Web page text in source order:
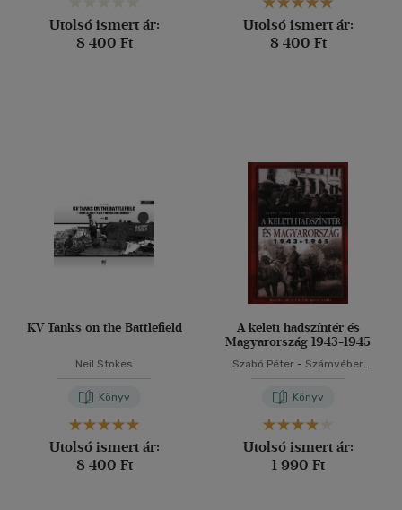
Utolsó ismert ár:
8 400 Ft
Utolsó ismert ár:
8 400 Ft
KV Tanks on the Battlefield
Neil Stokes
Könyv
Utolsó ismert ár:
8 400 Ft
A keleti hadszíntér és
Magyarország 1943-1945
Szabó Péter - Számvéber
Könyv
Utolsó ismert ár:
1 990 Ft